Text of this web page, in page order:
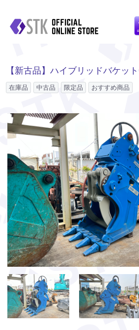
【新古品】ハイブリッドバケッ
在庫品 中古品 限定品 おすすめ商品